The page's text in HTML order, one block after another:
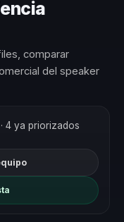
comparar
del speaker
· 4 ya priorizados